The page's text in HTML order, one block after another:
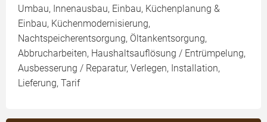
Umbau, Innenausbau, Einbau, Küchenplanung &
Einbau, Küchenmodernisierung,
Nachtspeicherentsorgung, Öltankentsorgung,
Abbrucharbeiten, Haushaltsauflösung / Entrümpelung,
Ausbesserung / Reparatur, Verlegen, Installation,
Lieferung, Tarif